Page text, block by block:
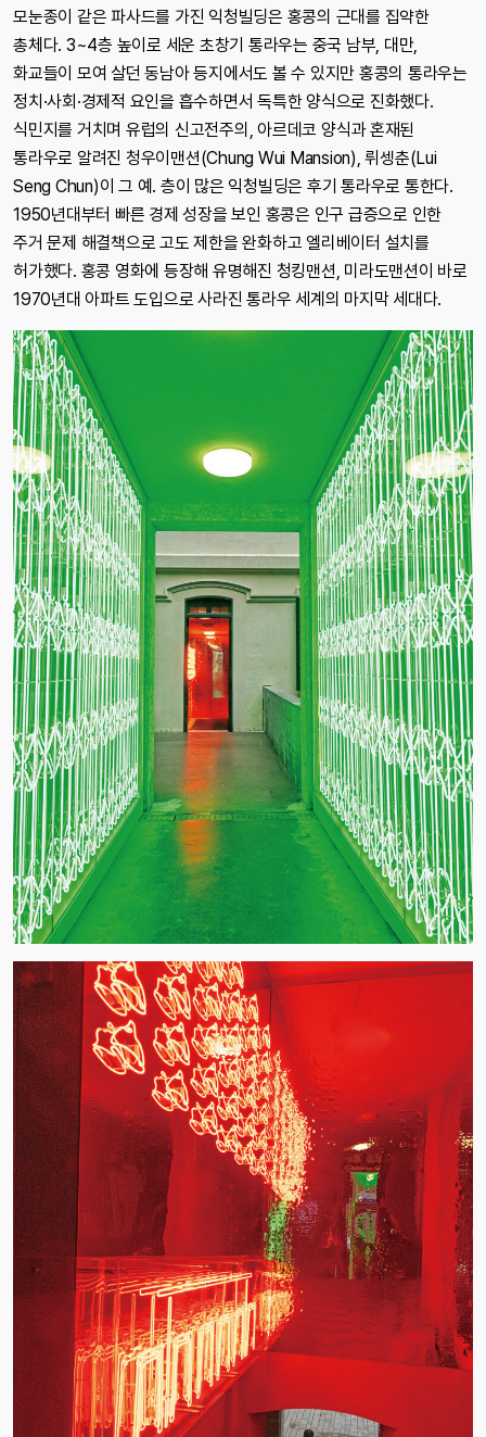
모눈종이 같은 파사드를 가진 익청빌딩은 홍콩의 근대를 집약한
총체다. 3~4층 높이로 세운 초창기 통라우는 중국 남부, 대만,
화교들이 모여 살던 동남아 등지에서도 볼 수 있지만 홍콩의 통라우는
정치·사회·경제적 요인을 흡수하면서 독특한 양식으로 진화했다.
식민지를 거치며 유럽의 신고전주의, 아르데코 양식과 혼재된
통라우로 알려진 청우이맨션(Chung Wui Mansion), 뤼셍춘(Lui
Seng Chun)이 그 예. 층이 많은 익청빌딩은 후기 통라우로 통한다.
1950년대부터 빠른 경제 성장을 보인 홍콩은 인구 급증으로 인한
주거 문제 해결책으로 고도 제한을 완화하고 엘리베이터 설치를
허가했다. 홍콩 영화에 등장해 유명해진 청킹맨션, 미라도맨션이 바로
1970년대 아파트 도입으로 사라진 통라우 세계의 마지막 세대다.